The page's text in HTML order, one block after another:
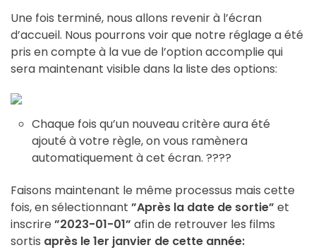
Une fois terminé, nous allons revenir à l’écran
d’accueil. Nous pourrons voir que notre réglage a été
pris en compte à la vue de l’option accomplie qui
sera maintenant visible dans la liste des options:
Chaque fois qu’un nouveau critère aura été
ajouté à votre règle, on vous ramènera
automatiquement à cet écran. ????
Faisons maintenant le même processus mais cette
fois, en sélectionnant ”Après la date de sortie” et
inscrire ”2023-01-01” afin de retrouver les films
sortis après le 1er janvier de cette année: